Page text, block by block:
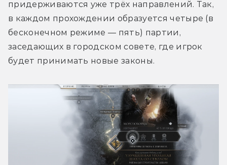
придерживаются уже трёх направлений. Так,
в каждом прохождении образуется четыре (в
бесконечном режиме — пять) партии,
заседающих в городском совете, где игрок
будет принимать новые законы.